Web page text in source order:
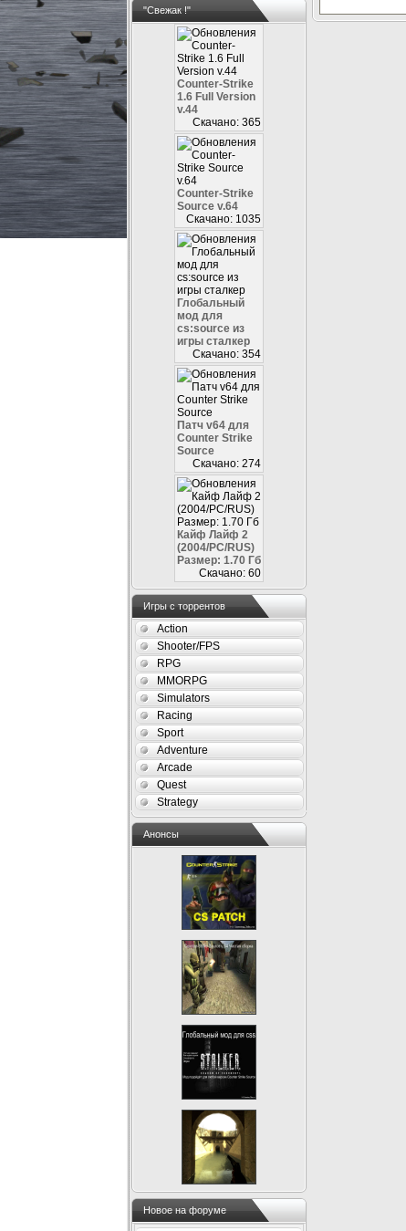
"Свежак !"
Counter-Strike
1.6 Full Version
v.44
Скачано: 365
Counter-Strike
Source v.64
Скачано: 1035
Глобальный
мод для
cs:source из
игры сталкер
Скачано: 354
Патч v64 для
Counter Strike
Source
Скачано: 274
Кайф Лайф 2
(2004/PC/RUS)
Размер: 1.70 Гб
Скачано: 60
Игры с торрентов
Action
Shooter/FPS
RPG
MMORPG
Simulators
Racing
Sport
Adventure
Arcade
Quest
Strategy
Анонсы
Новое на форуме